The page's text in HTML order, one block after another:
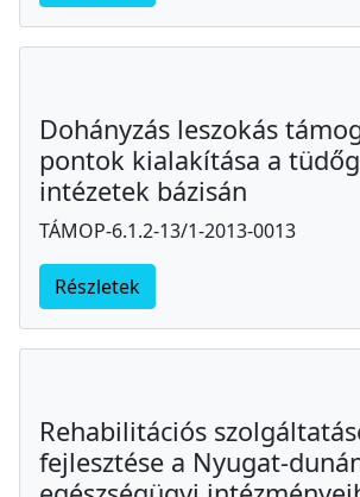
Dohányzás leszokás
pontok kialakítása a
intézetek bázisán
TÁMOP-6.1.2-13/1-2013-0013
Részletek
Rehabilitációs
fejlesztése a Nyugat-